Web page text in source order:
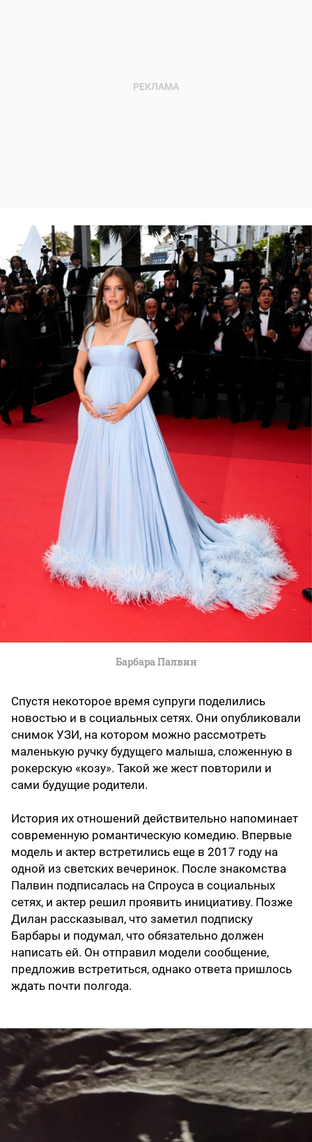
Барбара Палвин
Спустя некоторое время супруги поделились
новостью и в социальных сетях. Они опубликовали
снимок УЗИ, на котором можно рассмотреть
маленькую ручку будущего малыша, сложенную в
рокерскую «козу». Такой же жест повторили и
сами будущие родители.
История их отношений действительно напоминает
современную романтическую комедию. Впервые
модель и актер встретились еще в 2017 году на
одной из светских вечеринок. После знакомства
Палвин подписалась на Спроуса в социальных
сетях, и актер решил проявить инициативу. Позже
Дилан рассказывал, что заметил подписку
Барбары и подумал, что обязательно должен
написать ей. Он отправил модели сообщение,
предложив встретиться, однако ответа пришлось
ждать почти полгода.